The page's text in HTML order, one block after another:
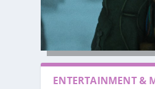
ENTERTAINMENT &